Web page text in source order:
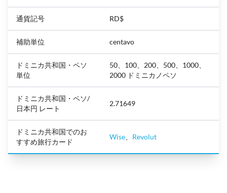
通貨記号 RD$
補助単位 centavo
ドミニカ共和国・ペソ
単位
50、100、200、500、1000、
2000 ドミニカノペソ
ドミニカ共和国・ペソ/
日本円 レート
2.71649
ドミニカ共和国でのお
すすめ旅行カード
Wise Revolut